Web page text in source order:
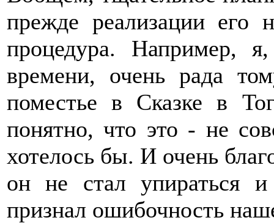
прежде реализации его
процедура. Например,
времени, очень рада
поместье в Сказке в
понятно, что это - не
хотелось бы. И очень
он не стал упираться и
признал ошибочность